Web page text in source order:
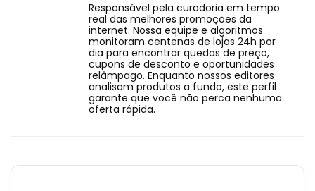
Responsável pela curadoria em tempo
real das melhores promoções da
internet. Nossa equipe e algoritmos
monitoram centenas de lojas 24h por
dia para encontrar quedas de preço,
cupons de desconto e oportunidades
relâmpago. Enquanto nossos editores
analisam produtos a fundo, este perfil
garante que você não perca nenhuma
oferta rápida.